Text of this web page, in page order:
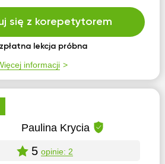
się z korepetytorem
lekcja próbna
informacji
Paulina Krycia
5 opinie: 2